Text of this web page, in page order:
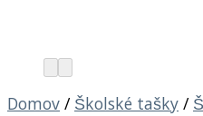
Domov / Školské tašky /